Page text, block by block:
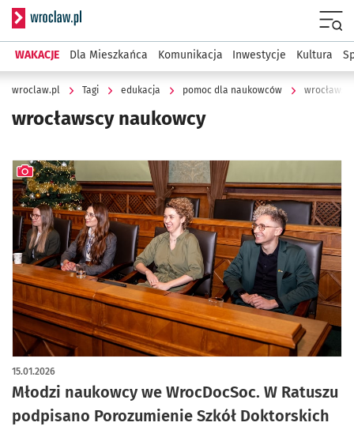
Serwis informacyjny wroclaw.pl
WAKACJE Dla Mieszkańca Komunikacja Inwestycje Kultura
wroclaw.pl Tagi edukacja pomoc dla naukowców
wrocławscy naukowcy
Młodzi naukowcy we WrocDocSoc. W Ratuszu
podpisano Porozumienie Szkół Doktorskich
15.01.2026
artykuł z galerią zdjęć